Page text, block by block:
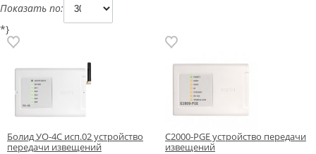
Показать по:
*}
Болид УО-4С исп.02 устройство
передачи извещений
С2000-PGE устройство передачи
извещений